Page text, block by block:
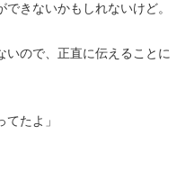
きないかもしれないけど。
ので、正直に伝えることに
たよ」